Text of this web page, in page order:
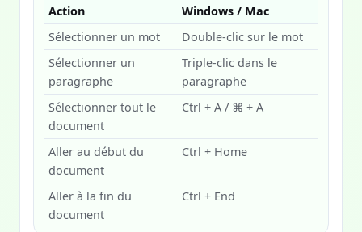
Action
Windows / Mac
Sélectionner un mot
Double-clic sur le mot
Sélectionner un
paragraphe
Triple-clic dans le
paragraphe
Sélectionner tout le
document
Ctrl + A / ⌘ + A
Aller au début du
document
Ctrl + Home
Aller à la fin du
document
Ctrl + End